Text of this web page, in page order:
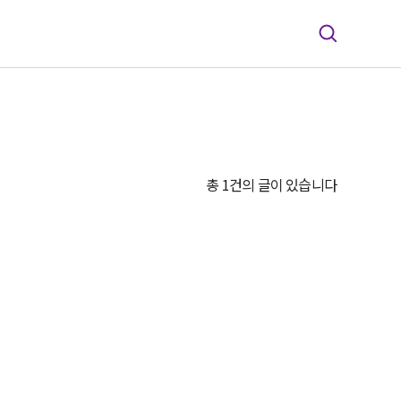
총 1건의 글이 있습니다